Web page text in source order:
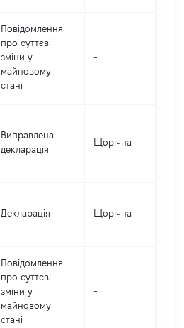
Повідомлення
про суттєві
зміни y
майновому
стані
-
Виправлена
декларація
Щорічна
Декларація Щорічна
Повідомлення
про суттєві
зміни y
майновому
стані
-